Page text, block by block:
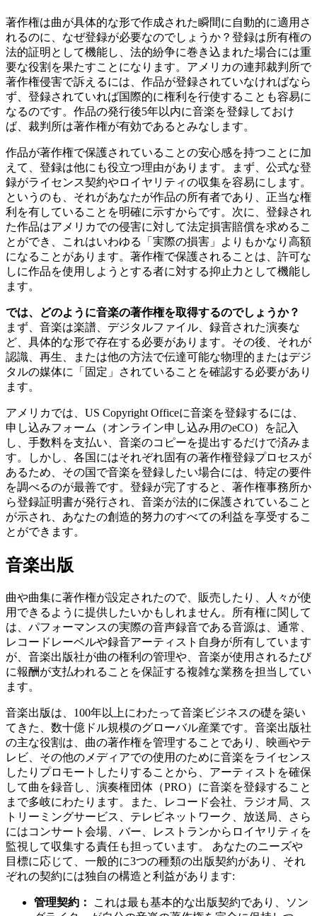
著作権は曲が具体的な形で作成された瞬間に自動的に適用さ
れるのに、なぜ登録が必要なのでしょうか？登録は所有権の
法的証明として機能し、法的紛争に巻き込まれた場合には重
要な役割を果たすことになります。アメリカの連邦裁判所で
著作権侵害で訴えるには、作品が登録されていなければなら
ず、登録されていれば国際的に権利を行使することも容易に
なるのです。作品の発行後5年以内に音楽を登録しておけ
ば、裁判所は著作権が有効であるとみなします。
作品が著作権で保護されていることの安心感を持つことに加
えて、登録は他にも役立つ理由があります。まず、公式な登
録がライセンス契約やロイヤリティの収集を容易にします。
というのも、それがあなたが作品の所有者であり、正当な権
利を有していることを明確に示すからです。次に、登録され
た作品はアメリカでの侵害に対して法定損害賠償を求めるこ
とができ、これはいわゆる「実際の損害」よりもかなり高額
になることがあります。著作権で保護されることは、許可な
しに作品を使用しようとする者に対する抑止力として機能し
ます。
では、どのように音楽の著作権を取得するのでしょうか？
まず、音楽は楽譜、デジタルファイル、録音された演奏な
ど、具体的な形で存在する必要があります。その後、それが
認識、再生、または他の方法で伝達可能な物理的またはデジ
タルの媒体に「固定」されていることを確認する必要があり
ます。
アメリカでは、US Copyright Officeに音楽を登録するには、
申し込みフォーム（オンライン申し込み用のeCO）を記入
し、手数料を支払い、音楽のコピーを提出するだけで済みま
す。しかし、各国にはそれぞれ固有の著作権登録プロセスが
あるため、その国で音楽を登録したい場合には、特定の要件
を調べるのが最善です。登録が完了すると、著作権事務所か
ら登録証明書が発行され、音楽が法的に保護されていること
が示され、あなたの創造的努力のすべての利益を享受するこ
とができます。
音楽出版
曲や曲集に著作権が設定されたので、販売したり、人々が使
用できるように提供したいかもしれません。所有権に関して
は、パフォーマンスの実際の音声録音である音源は、通常、
レコードレーベルや録音アーティスト自身が所有しています
が、音楽出版社が曲の権利の管理や、音楽が使用されるたび
に報酬が支払われることを保証する複雑な業務を担当してい
ます。
音楽出版は、100年以上にわたって音楽ビジネスの礎を築い
てきた、数十億ドル規模のグローバル産業です。音楽出版社
の主な役割は、曲の著作権を管理することであり、映画やテ
レビ、その他のメディアでの使用のために音楽をライセンス
したりプロモートしたりすることから、アーティストを確保
して曲を録音し、演奏権団体（PRO）に音楽を登録すること
まで多岐にわたります。また、レコード会社、ラジオ局、ス
トリーミングサービス、テレビネットワーク、放送局、さら
にはコンサート会場、バー、レストランからロイヤリティを
監視して収集する責任も担っています。 あなたのニーズや
目標に応じて、一般的に3つの種類の出版契約があり、それ
ぞれの契約には独自の構造と利益があります:
管理契約：
これは最も基本的な出版契約であり、ソン